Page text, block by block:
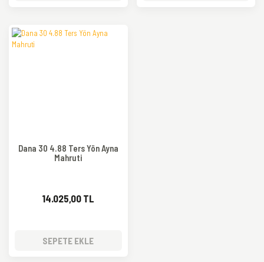
Dana 30 4.88 Ters Yön Ayna
Mahruti
14.025,00 TL
SEPETE EKLE